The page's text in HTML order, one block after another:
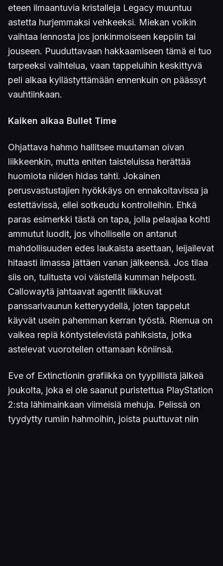
eteen ilmaantuvia kristalleja Legacy muuntuu
astetta hurjemmaksi vehkeeksi. Miekan voikin
vaihtaa lennosta jos jonkinmoiseen keppiin tai
jouseen. Puuduttavaan hakkaamiseen tämä ei tuo
tarpeeksi vaihtelua, vaan tappeluihin keskittyvä
peli alkaa kyllästyttämään ennenkuin on päässyt
vauhtiinkaan.
Kaiken aikaa Bullet Time
Ohjattava hahmo hallitsee muutaman oivan
liikkeenkin, mutta eniten taisteluissa herättää
huomiota niiden hidas tahti. Jokainen
perusvastustajien hyökkäys on ennakoitavissa ja
estettävissä, ellei sotkeudu kontrolleihin. Ehkä
paras esimerkki tästä on tapa, jolla pelaajaa kohti
ammutut luodit, jos viholliselle on antanut
mahdollisuuden edes laukaista asettaan, leijailevat
hitaasti ilmassa jättäen vanan jälkeensä. Jos tilaa
siis on, tulitusta voi väistellä kumman helposti.
Callowaytä jahtaavat agentit liikkuvat
panssarivaunun ketteryydellä, joten tappelut
käyvät usein pahemman kerran työstä. Riemua on
vaikea repiä köntystelevistä pahiksista, jotka
astelevat vuorotellen ottamaan köniinsä.
Eve of Extinctionin grafiikka on tyypillistä jälkeä
joukolta, joka ei ole saanut puristettua PlayStation
2:sta lähimainkaan viimeisiä mehuja. Pelissä on
tyydytty rumiin hahmoihin, joista puuttuvat niin